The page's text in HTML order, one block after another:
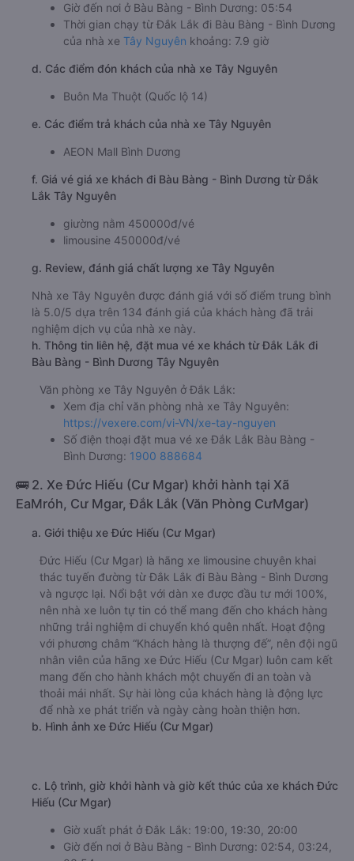
Giờ đến nơi ở Bàu Bàng - Bình Dương: 05:54
Thời gian chạy từ Đắk Lắk đi Bàu Bàng - Bình Dương
của nhà xe Tây Nguyên khoảng: 7.9 giờ
d. Các điểm đón khách của nhà xe Tây Nguyên
Buôn Ma Thuột (Quốc lộ 14)
e. Các điểm trả khách của nhà xe Tây Nguyên
AEON Mall Bình Dương
f. Giá vé giá xe khách đi Bàu Bàng - Bình Dương từ Đắk
Lắk Tây Nguyên
giường nằm 450000đ/vé
limousine 450000đ/vé
g. Review, đánh giá chất lượng xe Tây Nguyên
Nhà xe Tây Nguyên được đánh giá với số điểm trung bình
là 5.0/5 dựa trên 134 đánh giá của khách hàng đã trải
nghiệm dịch vụ của nhà xe này.
h. Thông tin liên hệ, đặt mua vé xe khách từ Đắk Lắk đi
Bàu Bàng - Bình Dương Tây Nguyên
Văn phòng xe Tây Nguyên ở Đắk Lắk:
Xem địa chỉ văn phòng nhà xe Tây Nguyên:
https://vexere.com/vi-VN/xe-tay-nguyen
Số điện thoại đặt mua vé xe Đắk Lắk Bàu Bàng -
Bình Dương: 1900 888684
🚌 2. Xe Đức Hiếu (Cư Mgar) khởi hành tại Xã
EaMróh, Cư Mgar, Đắk Lắk (Văn Phòng CưMgar)
a. Giới thiệu xe Đức Hiếu (Cư Mgar)
Đức Hiếu (Cư Mgar) là hãng xe limousine chuyên khai
thác tuyến đường từ Đắk Lắk đi Bàu Bàng - Bình Dương
và ngược lại. Nổi bật với dàn xe được đầu tư mới 100%,
nên nhà xe luôn tự tin có thể mang đến cho khách hàng
những trải nghiệm di chuyển khó quên nhất. Hoạt động
với phương châm “Khách hàng là thượng đế”, nên đội ngũ
nhân viên của hãng xe Đức Hiếu (Cư Mgar) luôn cam kết
mang đến cho hành khách một chuyến đi an toàn và
thoải mái nhất. Sự hài lòng của khách hàng là động lực
để nhà xe phát triển và ngày càng hoàn thiện hơn.
b. Hình ảnh xe Đức Hiếu (Cư Mgar)
c. Lộ trình, giờ khởi hành và giờ kết thúc của xe khách Đức
Hiếu (Cư Mgar)
Giờ xuất phát ở Đắk Lắk: 19:00, 19:30, 20:00
Giờ đến nơi ở Bàu Bàng - Bình Dương: 02:54, 03:24,